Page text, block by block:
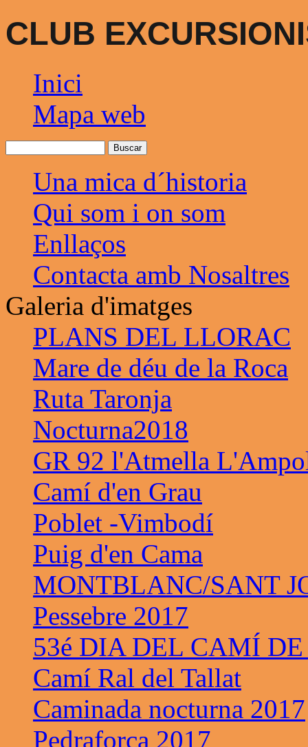
CLUB
Inici
Mapa web
Una mica d´historia
Qui som i on som
Enllaços
Contacta amb Nosaltres
Galeria d'imatges
PLANS DEL LLORAC
Mare de déu de la Roca
Ruta Taronja
Nocturna2018
GR 92 l'Atmella
Camí d'en Grau
Poblet -Vimbodí
Puig d'en Cama
MONTBLANC/SANT
Pessebre 2017
53é DIA DEL CAMÍ
Camí Ral del Tallat
Caminada nocturna 2017
Pedraforca 2017